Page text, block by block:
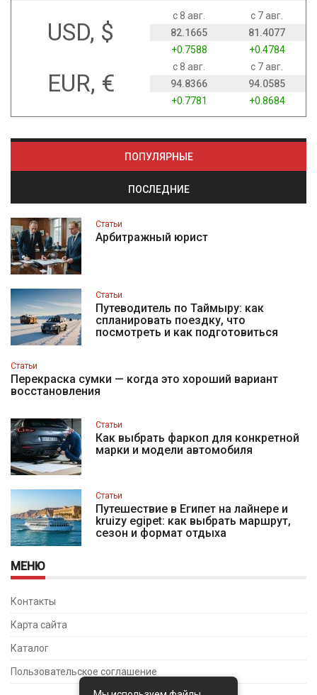
USD, $
с 8 авг.
с 7 авг.
82.1665
81.4077
+0.7588
+0.4784
EUR, €
с 8 авг.
с 7 авг.
94.8366
94.0585
+0.7781
+0.8684
ПОПУЛЯРНЫЕ
ПОСЛЕДНИЕ
Статьи
Арбитражный юрист
Статьи
Путеводитель по Таймыру: как
спланировать поездку, что
посмотреть и как подготовиться
Статьи
Перекраска сумки — когда это хороший вариант
восстановления
Статьи
Как выбрать фаркоп для конкретной
марки и модели автомобиля
Статьи
Путешествие в Египет на лайнере и
kruizy egipet: как выбрать маршрут,
сезон и формат отдыха
МЕНЮ
Контакты
Карта сайта
Каталог
Пользовательское соглашение